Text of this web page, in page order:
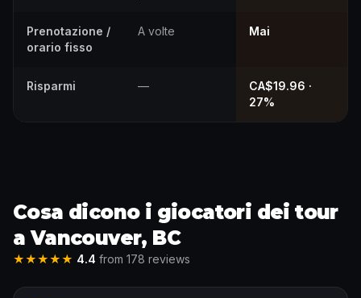
Prenotazione /
orario fisso
A volte Mai
Risparmi —
CA$19.96 ·
27%
Cosa dicono i giocatori dei tour
a Vancouver, BC
★★★★★ 4.4 from 178 reviews